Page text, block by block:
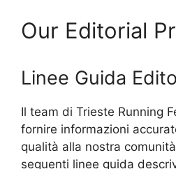
Our Editorial
Linee Guida
Il team di Trieste Running
fornire informazioni
qualità alla nostra
seguenti linee guida